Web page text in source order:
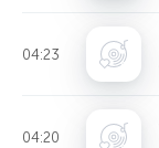
04:23
04:20